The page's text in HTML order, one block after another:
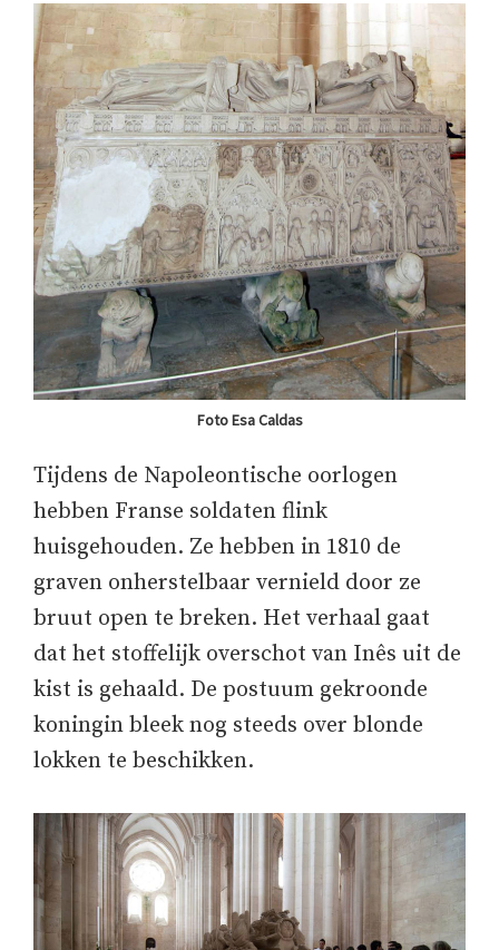
Foto Esa Caldas
Tijdens de Napoleontische oorlogen
hebben Franse soldaten flink
huisgehouden. Ze hebben in 1810 de
graven onherstelbaar vernield door ze
bruut open te breken. Het verhaal gaat
dat het stoffelijk overschot van Inês uit de
kist is gehaald. De postuum gekroonde
koningin bleek nog steeds over blonde
lokken te beschikken.